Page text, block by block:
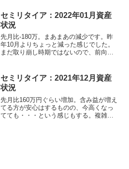
セミリタイア：2022年01月資産
状況
先月比-180万。まあまあの減少です。昨
年10月よりちょっと減った感じでした。
まだ取り崩し時期ではないので、前向き
セミリタイア：2021年12月資産
状況
先月比160万円ぐらい増加。含み益が増え
てる方が安心はするものの、今高くなっ
てても・・・という感じもする。複雑な